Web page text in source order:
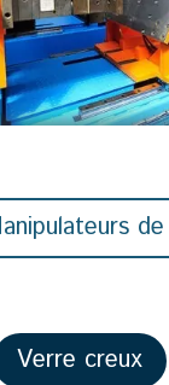
Verre creux